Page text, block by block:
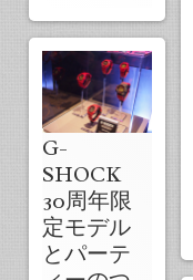
G-
SHOCK
30周年限
定モデル
とパーテ